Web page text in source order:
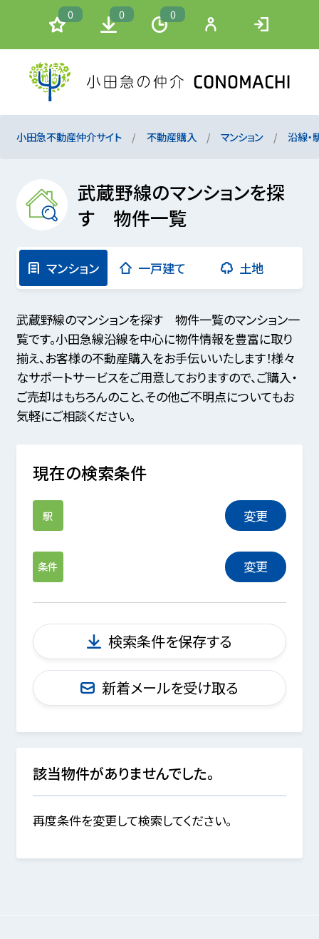
0 0 0
小田急不動産仲介サイト 不動産購入 マンション 沿線・
武蔵野線のマンションを探
す 物件一覧
マンション 一戸建て 土地
武蔵野線のマンションを探す 物件一覧のマンション一
覧です。小田急線沿線を中心に物件情報を豊富に取り
揃え、お客様の不動産購入をお手伝いいたします！様々
なサポートサービスをご用意しておりますので、ご購入・
ご売却はもちろんのこと、その他ご不明点についてもお
気軽にご相談ください。
現在の検索条件
駅 変更
条件 変更
検索条件を保存する
新着メールを受け取る
該当物件がありませんでした。
再度条件を変更して検索してください。